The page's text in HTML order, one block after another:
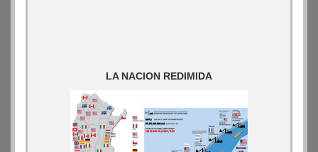
LA NACION REDIMIDA